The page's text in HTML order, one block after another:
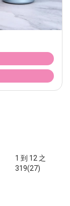
1 到 12 之
319(27)